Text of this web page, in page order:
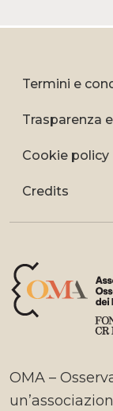
Termini e
Trasparenza
Cookie policy
Credits
OMA –